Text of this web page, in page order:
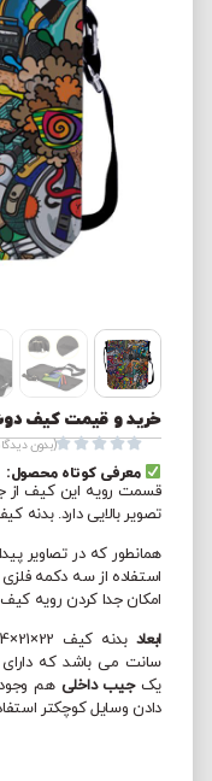
خرید و قیمت کیف




(بدون
معرفی کوتاه محصول:
قسمت رویه این کیف
تصویر بالایی دارد. بدنه
همانطور که در
استفاده از سه دکمه
امکان جدا کردن رویه
ابعاد
سانت می باشد که
یکجیب داخلی هم وجود
دادن وسایل کوچکتر